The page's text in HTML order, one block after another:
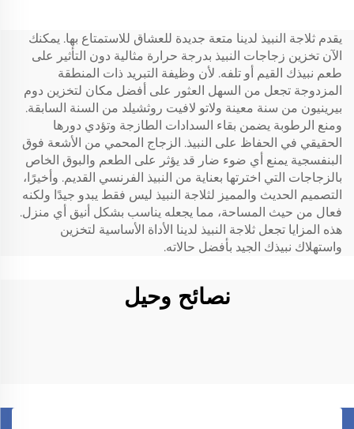
يقدم ثلاجة النبيذ لدينا متعة جديدة للعشاق للاستمتاع بها. يمكنك
الآن تخزين زجاجات النبيذ بدرجة حرارة مثالية دون التأثير على
طعم نبيذك القيم أو تلفه. لأن وظيفة التبريد ذات المنطقة
المزدوجة تجعل من السهل العثور على أفضل مكان لتخزين دوم
بيرينيون من سنة معينة ولاتو لافيت روثشيلد من السنة السابقة.
ومنع الرطوبة يضمن بقاء السدادات الطازجة وتؤدي دورها
الحقيقي في الحفاظ على النبيذ. الزجاج المحمي من الأشعة فوق
البنفسجية يمنع أي ضوء ضار قد يؤثر على الطعم والبوق الخاص
بالزجاجات التي اخترتها بعناية من النبيذ الفرنسي القديم. وأخيرًا،
التصميم الحديث والمميز لثلاجة النبيذ ليس فقط يبدو جيدًا ولكنه
فعال من حيث المساحة، مما يجعله يناسب بشكل أنيق أي منزل.
هذه المزايا تجعل ثلاجة النبيذ لدينا الأداة الأساسية لتخزين
واستهلاك نبيذك الجيد بأفضل حالاته.
نصائح وحيل